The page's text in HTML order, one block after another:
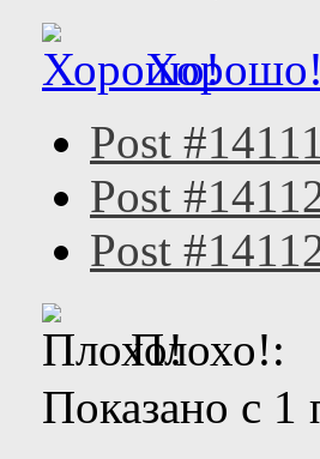
Post
Post
Post
Плохо!:
Показано с 1